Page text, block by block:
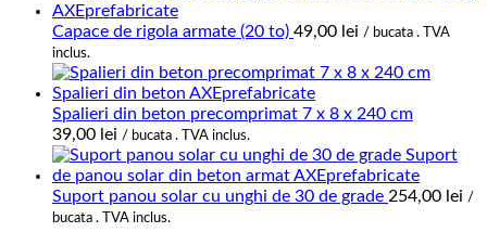
până
74,00 lei
Capace de rigola armate (20 to) 49,00 lei / bucata . TVA
inclus.
Spalieri din beton precomprimat 7 x 8 x 240 cm
39,00 lei / bucata . TVA inclus.
Suport panou solar cu unghi de 30 de grade 254,00 lei /
bucata . TVA inclus.